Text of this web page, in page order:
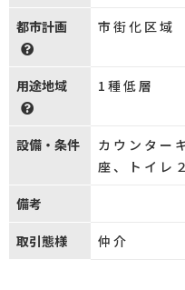
都市計画 市街化区域
用途地域 1種低層
設備・条件
カウンター
座、トイレ
備考
取引態様 仲介